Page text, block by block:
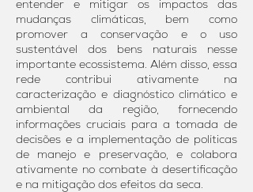
entender e mitigar os impactos das
mudanças climáticas, bem como
promover a conservação e o uso
sustentável dos bens naturais nesse
importante ecossistema. Além disso, essa
rede contribui ativamente na
caracterização e diagnóstico climático e
ambiental da região, fornecendo
informações cruciais para a tomada de
decisões e a implementação de políticas
de manejo e preservação, e colabora
ativamente no combate à desertificação
e na mitigação dos efeitos da seca.